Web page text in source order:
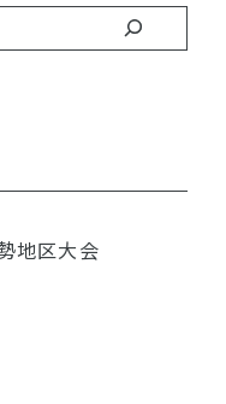
地区大会